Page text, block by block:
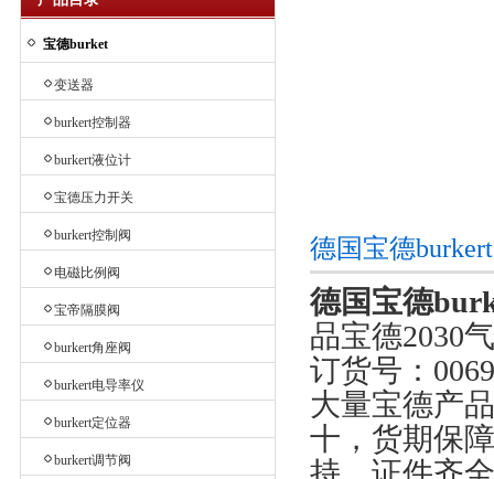
宝德burket
变送器
burkert控制器
burkert液位计
宝德压力开关
burkert控制阀
电磁比例阀
宝帝隔膜阀
burkert角座阀
burkert电导率仪
burkert定位器
burkert调节阀
德国宝德
德国宝德
品宝德2030
订货号：
大量宝德产
十，货期保